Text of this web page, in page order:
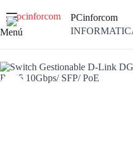
contenido
Menú
PCinforcom